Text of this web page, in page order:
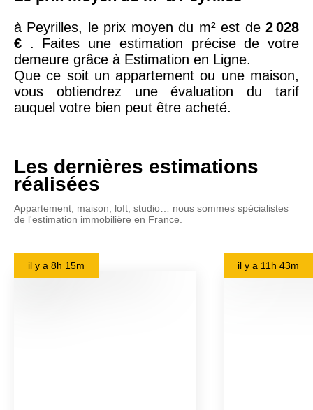
à Peyrilles, le prix moyen du m² est de 2 028
€ . Faites une estimation précise de votre
demeure grâce à Estimation en Ligne.
Que ce soit un appartement ou une maison,
vous obtiendrez une évaluation du tarif
auquel votre bien peut être acheté.
Les dernières estimations
réalisées
Appartement, maison, loft, studio… nous sommes spécialistes
de l'estimation immobilière en France.
il y a 8h 15m il y a 11h 43m